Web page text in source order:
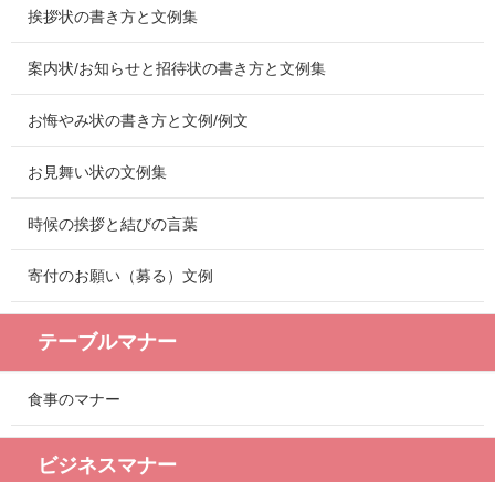
挨拶状の書き方と文例集
案内状/お知らせと招待状の書き方と文例集
お悔やみ状の書き方と文例/例文
お見舞い状の文例集
時候の挨拶と結びの言葉
寄付のお願い（募る）文例
テーブルマナー
食事のマナー
ビジネスマナー